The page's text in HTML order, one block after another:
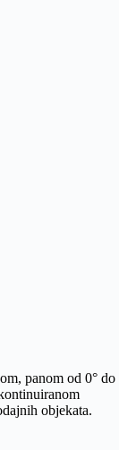
panom od 0° do
objekata.